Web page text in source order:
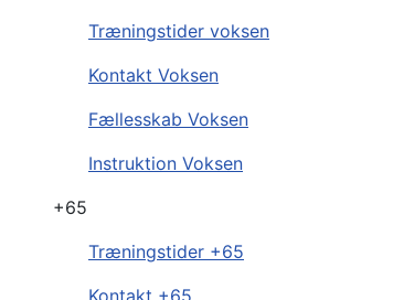
Træningstider voksen
Kontakt Voksen
Fællesskab Voksen
Instruktion Voksen
+65
Træningstider +65